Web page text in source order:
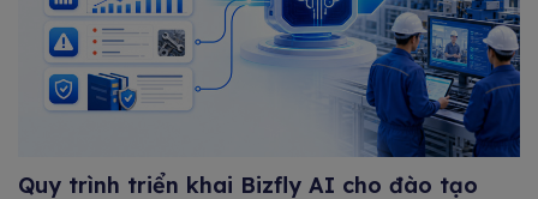
Quy trình triển khai Bizfly AI cho đào tạo